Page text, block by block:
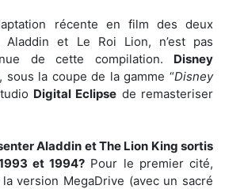
récente en film des deux
Aladdin et Le Roi Lion, n’est pas
de cette compilation. Disney
sous la coupe de la gamme “Disney
Digital Eclipse de remasteriser
Aladdin et The Lion King sortis
et 1994? Pour le premier cité,
version MegaDrive (avec un sacré